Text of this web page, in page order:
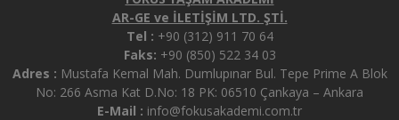
AR-GE ve İLETİŞİM LTD. ŞTİ.
Tel : +90 (312) 911 70 64
Faks: +90 (850) 522 34 03
Adres : Mustafa Kemal Mah. Dumlupınar Bul. Tepe Prime A Blok
No: 266 Asma Kat D.No: 18 PK: 06510 Çankaya – Ankara
E-Mail : info@fokusakademi.com.tr